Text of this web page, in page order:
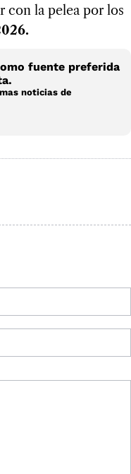
con la pelea por los
fuente preferida
noticias de